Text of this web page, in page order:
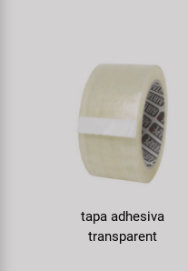
tapa adhesiva
transparent